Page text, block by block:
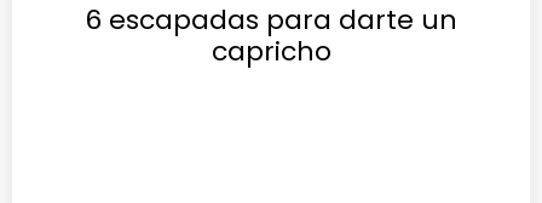
6 escapadas para darte un
capricho